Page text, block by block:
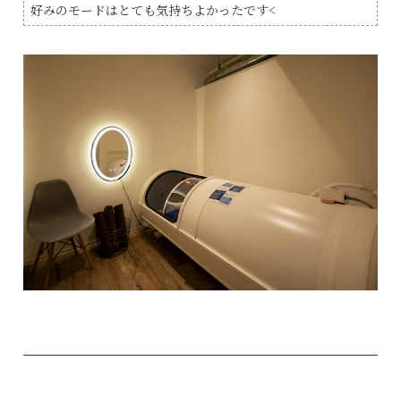
好みのモードはとても気持ちよかったです<